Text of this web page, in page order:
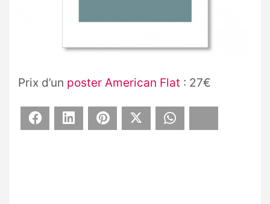
Prix d’un poster American Flat : 27€
Facebook LinkedIn Pinterest